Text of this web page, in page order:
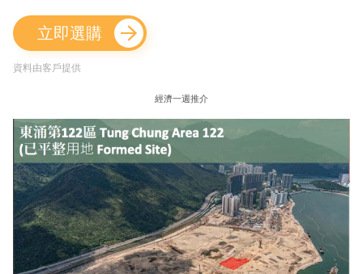
立即選購
資料由客戶提供
經濟一週推介